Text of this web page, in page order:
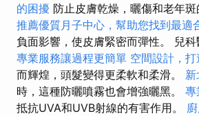
的困擾 防止皮膚乾燥，曬傷和老年斑
推薦優質月子中心，幫助您找到最適
負面影響，使皮膚緊密而彈性。 兒
專業服務讓過程更簡單 空間設計，
而輝煌，頭髮變得更柔軟和柔滑。
時，這種防曬噴霧也會增強曬黑。 專
抵抗UVA和UVB射線的有害作用。